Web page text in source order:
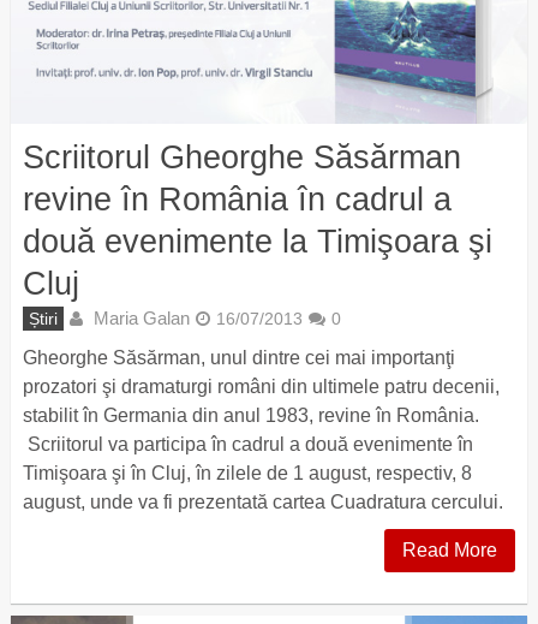
Scriitorul Gheorghe Săsărman
revine în România în cadrul a
două evenimente la Timişoara şi
Cluj
Știri Maria Galan 16/07/2013 0
Gheorghe Săsărman, unul dintre cei mai importanţi
prozatori şi dramaturgi români din ultimele patru decenii,
stabilit în Germania din anul 1983, revine în România.
Scriitorul va participa în cadrul a două evenimente în
Timişoara şi în Cluj, în zilele de 1 august, respectiv, 8
august, unde va fi prezentată cartea Cuadratura cercului.
Read More